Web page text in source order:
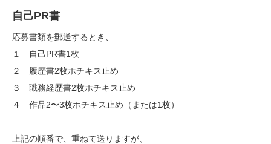
自己PR書
応募書類を郵送するとき、
１ 自己PR書1枚
２ 履歴書2枚ホチキス止め
３ 職務経歴書2枚ホチキス止め
４ 作品2〜3枚ホチキス止め（または1枚）
上記の順番で、重ねて送りますが、